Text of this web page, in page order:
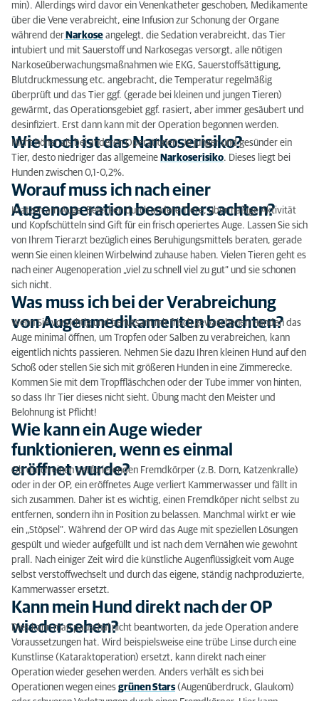
min). Allerdings wird davor ein Venenkatheter geschoben, Medikamente
über die Vene verabreicht, eine Infusion zur Schonung der Organe
während der Narkose angelegt, die Sedation verabreicht, das Tier
intubiert und mit Sauerstoff und Narkosegas versorgt, alle nötigen
Narkoseüberwachungsmaßnahmen wie EKG, Sauerstoffsättigung,
Blutdruckmessung etc. angebracht, die Temperatur regelmäßig
überprüft und das Tier ggf. (gerade bei kleinen und jungen Tieren)
gewärmt, das Operationsgebiet ggf. rasiert, aber immer gesäubert und
desinfiziert. Erst dann kann mit der Operation begonnen werden.
Wie hoch ist das Narkoserisiko?
Nicht höher als bei anderen Operationen. Je jünger und gesünder ein
Tier, desto niedriger das allgemeine Narkoserisiko. Dieses liegt bei
Hunden zwischen 0,1-0,2%.
Worauf muss ich nach einer
Augenoperation besonders achten?
Kratzen am Auge, Belecken durch andere Tiere, übermäßige Aktivität
und Kopfschütteln sind Gift für ein frisch operiertes Auge. Lassen Sie sich
von Ihrem Tierarzt bezüglich eines Beruhigungsmittels beraten, gerade
wenn Sie einen kleinen Wirbelwind zuhause haben. Vielen Tieren geht es
nach einer Augenoperation „viel zu schnell viel zu gut“ und sie schonen
sich nicht.
Was muss ich bei der Verabreichung
von Augenmedikamenten beachten?
Wenn Sie vorsichtig und behutsam mit frisch gewaschenen Händen das
Auge minimal öffnen, um Tropfen oder Salben zu verabreichen, kann
eigentlich nichts passieren. Nehmen Sie dazu Ihren kleinen Hund auf den
Schoß oder stellen Sie sich mit größeren Hunden in eine Zimmerecke.
Kommen Sie mit dem Tropffläschchen oder der Tube immer von hinten,
so dass Ihr Tier dieses nicht sieht. Übung macht den Meister und
Belohnung ist Pflicht!
Wie kann ein Auge wieder
funktionieren, wenn es einmal
eröffnet wurde?
Ob durch einen perforierenden Fremdkörper (z.B. Dorn, Katzenkralle)
oder in der OP, ein eröffnetes Auge verliert Kammerwasser und fällt in
sich zusammen. Daher ist es wichtig, einen Fremdköper nicht selbst zu
entfernen, sondern ihn in Position zu belassen. Manchmal wirkt er wie
ein „Stöpsel“. Während der OP wird das Auge mit speziellen Lösungen
gespült und wieder aufgefüllt und ist nach dem Vernähen wie gewohnt
prall. Nach einiger Zeit wird die künstliche Augenflüssigkeit vom Auge
selbst verstoffwechselt und durch das eigene, ständig nachproduzierte,
Kammerwasser ersetzt.
Kann mein Hund direkt nach der OP
wieder sehen?
Dies kann man pauschal nicht beantworten, da jede Operation andere
Voraussetzungen hat. Wird beispielsweise eine trübe Linse durch eine
Kunstlinse (Kataraktoperation) ersetzt, kann direkt nach einer
Operation wieder gesehen werden. Anders verhält es sich bei
Operationen wegen eines grünen Stars(Augenüberdruck, Glaukom)